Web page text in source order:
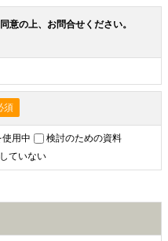
意の上、お問合せください。
用中
検討のための資料
ていない